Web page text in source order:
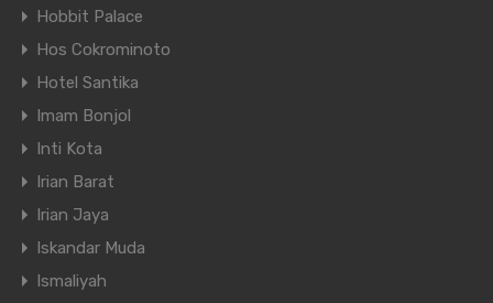
Hobbit Palace
Hos Cokrominoto
Hotel Santika
Imam Bonjol
Inti Kota
Irian Barat
Irian Jaya
Iskandar Muda
Ismaliyah